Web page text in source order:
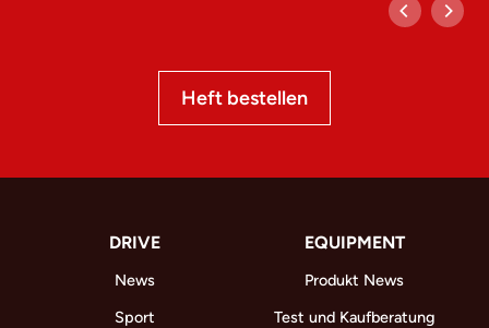
Heft bestellen
DRIVE
News
Sport
EQUIPMENT
Produkt News
Test und Kaufberatung